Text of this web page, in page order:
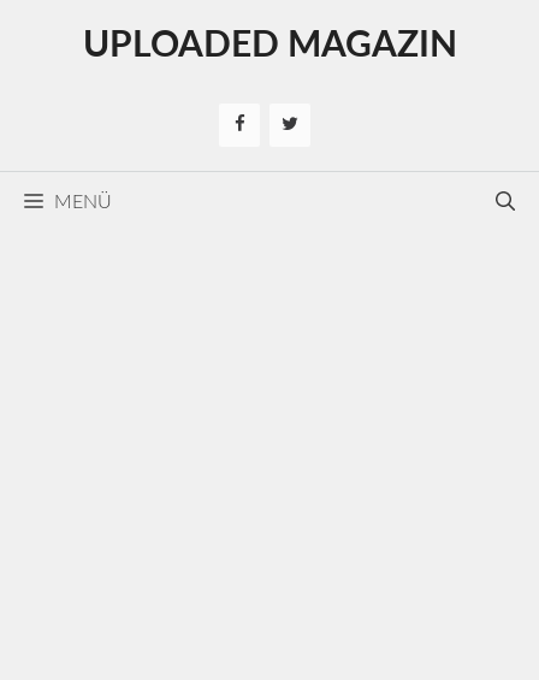
UPLOADED MAGAZIN
MENÜ